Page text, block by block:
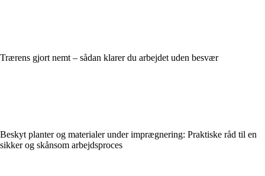
Trærens gjort nemt – sådan klarer du arbejdet uden besvær
Beskyt planter og materialer under imprægnering: Praktiske råd til en
sikker og skånsom arbejdsproces